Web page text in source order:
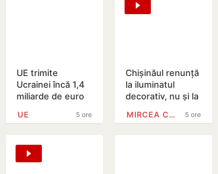
UE trimite
Ucrainei încă 1,4
miliarde de euro
generate de
înghețate
5 ore
UE
Chișinăul renunță
la iluminatul
decorativ, nu și la
Irigarea spațiilor5 ore
MIRCEA CEL BĂTRÂN